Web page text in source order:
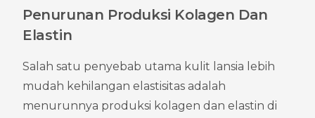
Penurunan Produksi Kolagen Dan
Elastin
Salah satu penyebab utama kulit lansia lebih
mudah kehilangan elastisitas adalah
menurunnya produksi kolagen dan elastin di